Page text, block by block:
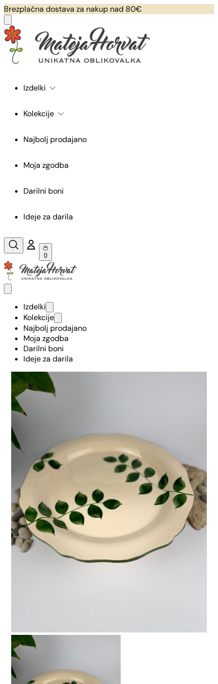
Brezplačna dostava za nakup nad 80€
Izdelki
Kolekcije
Najbolj prodajano
Moja zgodba
Darilni boni
Ideje za darila
0
Izdelki
Kolekcije
Najbolj prodajano
Moja zgodba
Darilni boni
Ideje za darila